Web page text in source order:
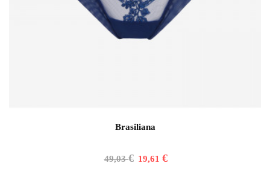
Brasiliana
49,03€ 19,61 €